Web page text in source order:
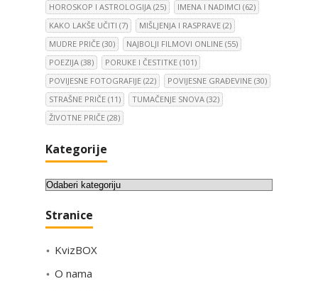
HOROSKOP I ASTROLOGIJA (25) IMENA I NADIMCI (62)
KAKO LAKŠE UČITI (7) MIŠLJENJA I RASPRAVE (2)
MUDRE PRIČE (30) NAJBOLJI FILMOVI ONLINE (55)
POEZIJA (38) PORUKE I ČESTITKE (101)
POVIJESNE FOTOGRAFIJE (22) POVIJESNE GRAĐEVINE (30)
STRAŠNE PRIČE (11) TUMAČENJE SNOVA (32)
ŽIVOTNE PRIČE (28)
Kategorije
K
t
g
Stranice
KvizBOX
O nama